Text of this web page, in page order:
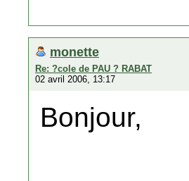
monette
Re: ?cole de PAU ? RABAT
02 avril 2006, 13:17
Bonjour,